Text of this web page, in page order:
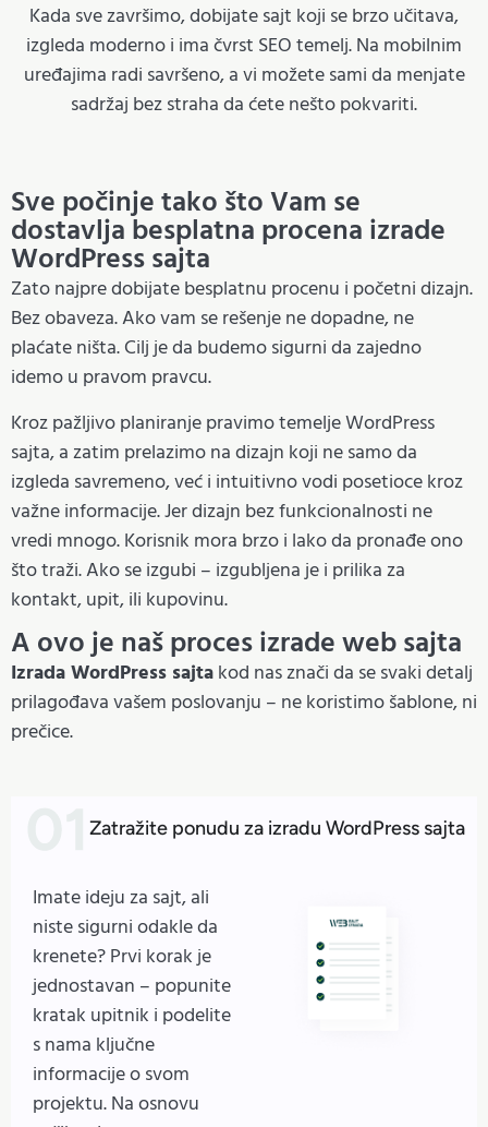
Kada sve završimo, dobijate sajt koji se brzo učitava,
izgleda moderno i ima čvrst SEO temelj. Na mobilnim
uređajima radi savršeno, a vi možete sami da menjate
sadržaj bez straha da ćete nešto pokvariti.
Sve počinje tako što Vam se
dostavlja besplatna procena izrade
WordPress sajta
Zato najpre dobijate besplatnu procenu i početni dizajn.
Bez obaveza. Ako vam se rešenje ne dopadne, ne
plaćate ništa. Cilj je da budemo sigurni da zajedno
idemo u pravom pravcu.
Kroz pažljivo planiranje pravimo temelje WordPress
sajta, a zatim prelazimo na dizajn koji ne samo da
izgleda savremeno, već i intuitivno vodi posetioce kroz
važne informacije. Jer dizajn bez funkcionalnosti ne
vredi mnogo. Korisnik mora brzo i lako da pronađe ono
što traži. Ako se izgubi – izgubljena je i prilika za
kontakt, upit, ili kupovinu.
A ovo je naš proces izrade web sajta
Izrada WordPress sajtakod nas znači da se svaki detalj
prilagođava vašem poslovanju – ne koristimo šablone, ni
prečice.
Zatražite ponudu za izradu WordPress sajta
Imate ideju za sajt, ali
niste sigurni odakle da
krenete? Prvi korak je
jednostavan – popunite
kratak upitnik i podelite
s nama ključne
informacije o svom
projektu. Na osnovu